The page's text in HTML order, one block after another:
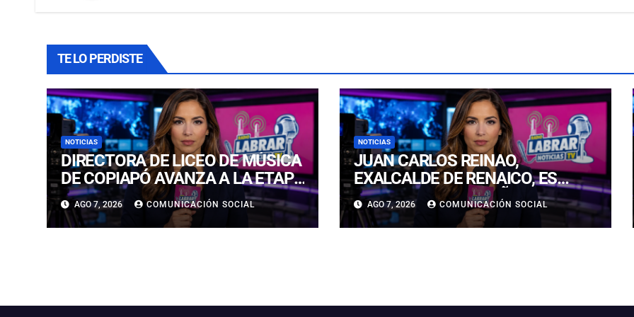
TE LO PERDISTE
NOTICIAS
DIRECTORA DE LICEO DE MÚSICA
DE COPIAPÓ AVANZA A LA ETAPA
FINAL DEL PREMIO LED 2026 POR
INNOVACIÓN EDUCATIVA
AGO 7, 2026 COMUNICACIÓN SOCIAL
NOTICIAS
JUAN CARLOS REINAO,
EXALCALDE DE RENAICO, ES
CONDENADO A 15 AÑOS DE
CÁRCEL POR DELITOS DE
CONNOTACIÓN SEXUAL
AGO 7, 2026 COMUNICACIÓN SOCIAL